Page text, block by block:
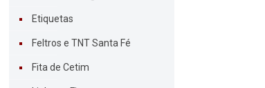
Etiquetas
Feltros e TNT Santa Fé
Fita de Cetim